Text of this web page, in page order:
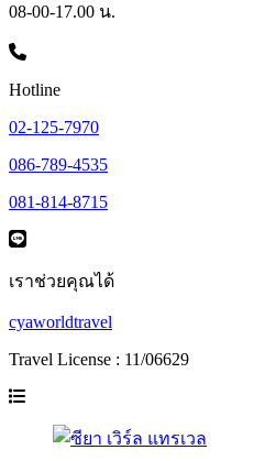
08-00-17.00 น.
Hotline
02-125-7970
086-789-4535
081-814-8715
เราช่วยคุณได้
cyaworldtravel
Travel License : 11/06629